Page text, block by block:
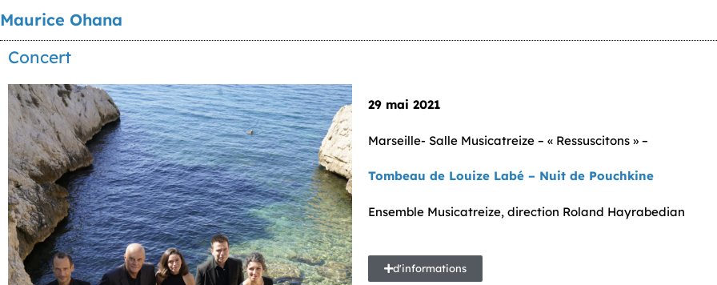
Maurice Ohana
Concert
29 mai 2021
Marseille- Salle Musicatreize – « Ressuscitons » –
Tombeau de Louize Labé – Nuit de Pouchkine
Ensemble Musicatreize, direction Roland Hayrabedian
d'informations